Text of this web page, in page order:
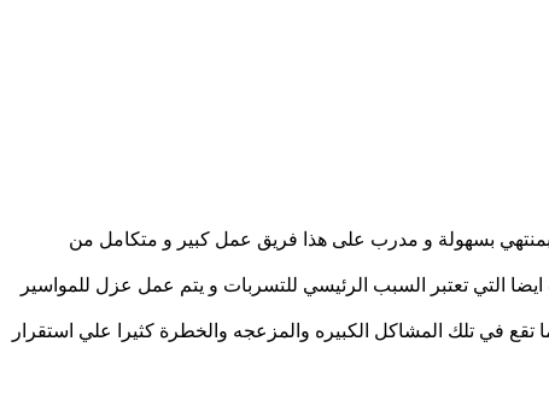
بسهولة و مدرب على هذا فريق عمل كبير و متكامل من
التي تعتبر السبب الرئيسي للتسربات و يتم عمل عزل للمواسير
في تلك المشاكل الكبيره والمزعجه والخطرة كثيرا علي استقرار